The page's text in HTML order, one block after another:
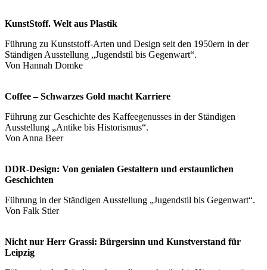
KunstStoff. Welt aus Plastik
Führung zu Kunststoff-Arten und Design seit den 1950ern in der
Ständigen Ausstellung „Jugendstil bis Gegenwart“.
Von Hannah Domke
Coffee – Schwarzes Gold macht Karriere
Führung zur Geschichte des Kaffeegenusses in der Ständigen
Ausstellung „Antike bis Historismus“.
Von Anna Beer
DDR-Design: Von genialen Gestaltern und erstaunlichen
Geschichten
Führung in der Ständigen Ausstellung „Jugendstil bis Gegenwart“.
Von Falk Stier
Nicht nur Herr Grassi: Bürgersinn und Kunstverstand für
Leipzig